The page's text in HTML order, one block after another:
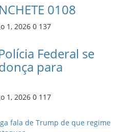
0108
1, 2026 0 137
Federal se
para
1, 2026 0 117